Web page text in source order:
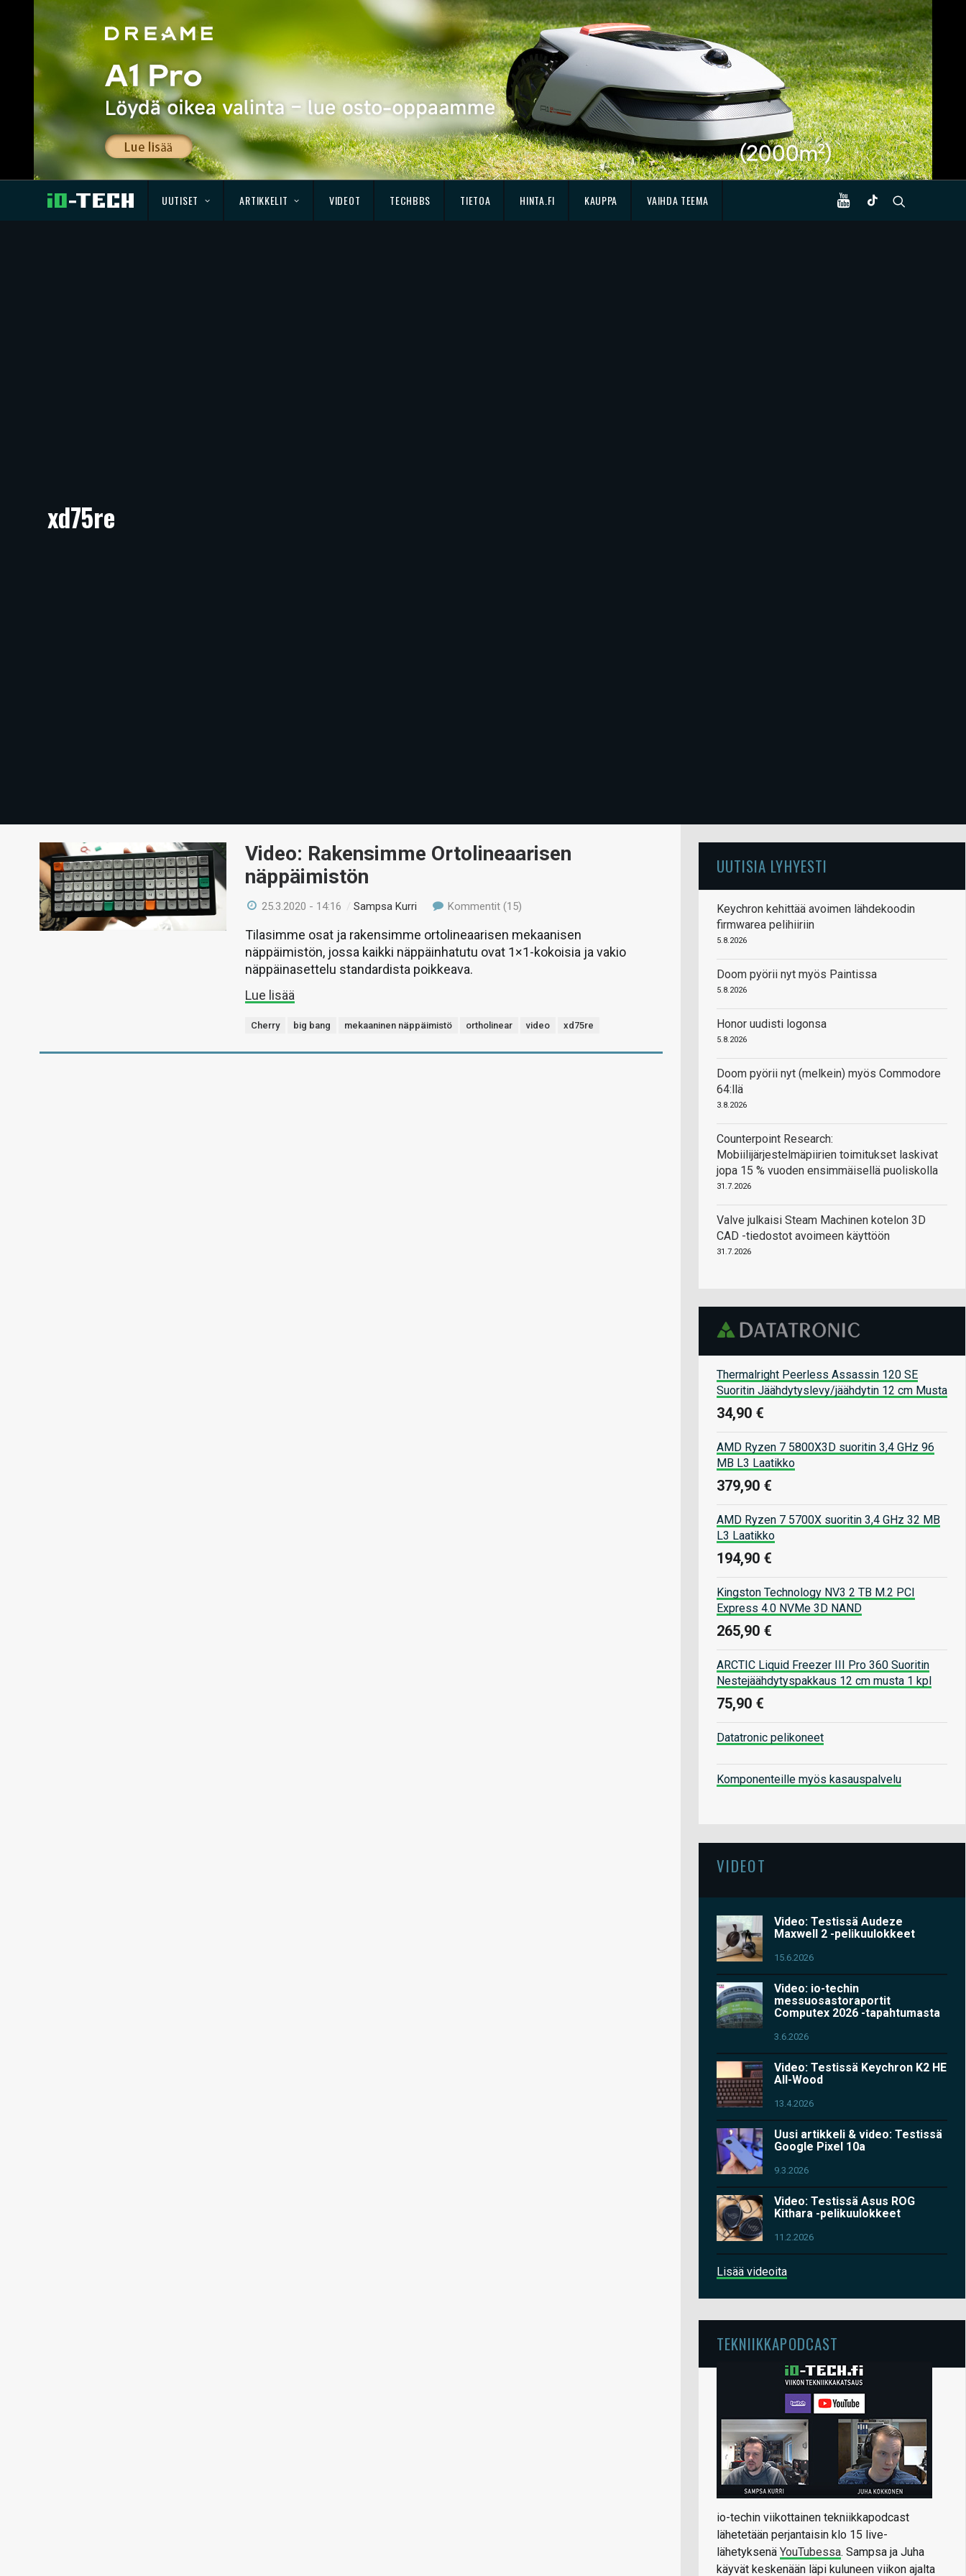
UUTISET ARTIKKELIT VIDEOT TECHBBS TIETOA HINTA.FI KAUPPA VAIHDA TEEMA
xd75re
Video: Rakensimme Ortolineaarisen
näppäimistön
25.3.2020 - 14:16 /Sampsa Kurri Kommentit (15)
Tilasimme osat ja rakensimme ortolineaarisen mekaanisen
näppäimistön, jossa kaikki näppäinhatutu ovat 1×1-kokoisia ja vakio
näppäinasettelu standardista poikkeava.
Lue lisää
Cherry big bang mekaaninen näppäimistö ortholinear video xd75re
UUTISIA LYHYESTI
Keychron kehittää avoimen lähdekoodin
firmwarea pelihiiriin
5.8.2026
Doom pyörii nyt myös Paintissa
5.8.2026
Honor uudisti logonsa
5.8.2026
Doom pyörii nyt (melkein) myös Commodore
64:llä
3.8.2026
Counterpoint Research:
Mobiilijärjestelmäpiirien toimitukset laskivat
jopa 15 % vuoden ensimmäisellä puoliskolla
31.7.2026
Valve julkaisi Steam Machinen kotelon 3D
CAD -tiedostot avoimeen käyttöön
31.7.2026
Thermalright Peerless Assassin 120 SE
Suoritin Jäähdytyslevy/jäähdytin 12 cm Musta
34,90 €
AMD Ryzen 7 5800X3D suoritin 3,4 GHz 96
MB L3 Laatikko
379,90 €
AMD Ryzen 7 5700X suoritin 3,4 GHz 32 MB
L3 Laatikko
194,90 €
Kingston Technology NV3 2 TB M.2 PCI
Express 4.0 NVMe 3D NAND
265,90 €
ARCTIC Liquid Freezer III Pro 360 Suoritin
Nestejäähdytyspakkaus 12 cm musta 1 kpl
75,90 €
Datatronic pelikoneet
Komponenteille myös kasauspalvelu
VIDEOT
Video: Testissä Audeze
Maxwell 2 -pelikuulokkeet
15.6.2026
Video: io-techin
messuosastoraportit
Computex 2026 -tapahtumasta
3.6.2026
Video: Testissä Keychron K2 HE
All-Wood
13.4.2026
Uusi artikkeli & video: Testissä
Google Pixel 10a
9.3.2026
Video: Testissä Asus ROG
Kithara -pelikuulokkeet
11.2.2026
Lisää videoita
TEKNIIKKAPODCAST
io-techin viikottainen tekniikkapodcast
lähetetään perjantaisin klo 15 live-
lähetyksenä YouTubessa. Sampsa ja Juha
käyvät keskenään läpi kuluneen viikon ajalta